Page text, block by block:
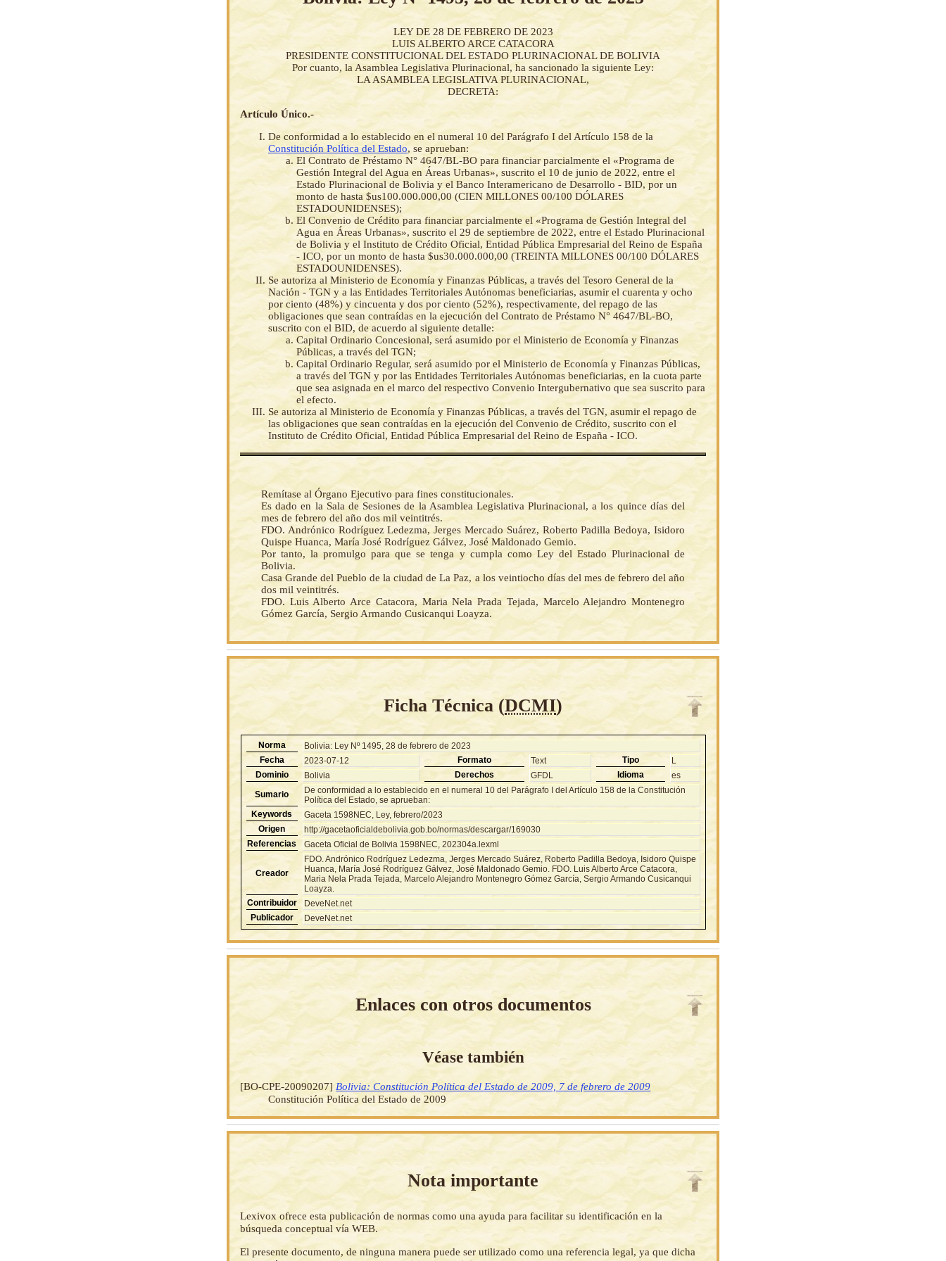
LEY DE 28 DE FEBRERO DE 2023
LUIS ALBERTO ARCE CATACORA
PRESIDENTE CONSTITUCIONAL DEL ESTADO PLURINACIONAL DE BOLIVIA
Por cuanto, la Asamblea Legislativa Plurinacional, ha sancionado la siguiente Ley:
LA ASAMBLEA LEGISLATIVA PLURINACIONAL,
DECRETA:
Artículo Único.-
De conformidad a lo establecido en el numeral 10 del Parágrafo I del Artículo 158 de la
Constitución Política del Estado, se aprueban:
El Contrato de Préstamo N° 4647/BL-BO para financiar parcialmente el «Programa de
Gestión Integral del Agua en Áreas Urbanas», suscrito el 10 de junio de 2022, entre el
Estado Plurinacional de Bolivia y el Banco Interamericano de Desarrollo - BID, por un
monto de hasta $us100.000.000,00 (CIEN MILLONES 00/100 DÓLARES
ESTADOUNIDENSES);
El Convenio de Crédito para financiar parcialmente el «Programa de Gestión Integral del
Agua en Áreas Urbanas», suscrito el 29 de septiembre de 2022, entre el Estado Plurinacional
de Bolivia y el Instituto de Crédito Oficial, Entidad Pública Empresarial del Reino de España
- ICO, por un monto de hasta $us30.000.000,00 (TREINTA MILLONES 00/100 DÓLARES
ESTADOUNIDENSES).
Se autoriza al Ministerio de Economía y Finanzas Públicas, a través del Tesoro General de la
Nación - TGN y a las Entidades Territoriales Autónomas beneficiarias, asumir el cuarenta y ocho
por ciento (48%) y cincuenta y dos por ciento (52%), respectivamente, del repago de las
obligaciones que sean contraídas en la ejecución del Contrato de Préstamo N° 4647/BL-BO,
suscrito con el BID, de acuerdo al siguiente detalle:
Capital Ordinario Concesional, será asumido por el Ministerio de Economía y Finanzas
Públicas, a través del TGN;
Capital Ordinario Regular, será asumido por el Ministerio de Economía y Finanzas Públicas,
a través del TGN y por las Entidades Territoriales Autónomas beneficiarias, en la cuota parte
que sea asignada en el marco del respectivo Convenio Intergubernativo que sea suscrito para
el efecto.
Se autoriza al Ministerio de Economía y Finanzas Públicas, a través del TGN, asumir el repago de
las obligaciones que sean contraídas en la ejecución del Convenio de Crédito, suscrito con el
Instituto de Crédito Oficial, Entidad Pública Empresarial del Reino de España - ICO.
Remítase al Órgano Ejecutivo para fines constitucionales.
Es dado en la Sala de Sesiones de la Asamblea Legislativa Plurinacional, a los quince días del
mes de febrero del año dos mil veintitrés.
FDO. Andrónico Rodríguez Ledezma, Jerges Mercado Suárez, Roberto Padilla Bedoya, Isidoro
Quispe Huanca, María José Rodríguez Gálvez, José Maldonado Gemio.
Por tanto, la promulgo para que se tenga y cumpla como Ley del Estado Plurinacional de
Bolivia.
Casa Grande del Pueblo de la ciudad de La Paz, a los veintiocho días del mes de febrero del año
dos mil veintitrés.
FDO. Luis Alberto Arce Catacora, Maria Nela Prada Tejada, Marcelo Alejandro Montenegro
Gómez García, Sergio Armando Cusicanqui Loayza.
Ficha Técnica (DCMI)
Norma
Bolivia: Ley Nº 1495, 28 de febrero de 2023
Fecha
2023-07-12 Formato Text Tipo
L
Dominio
Bolivia Derechos GFDL Idioma
es
Sumario
De conformidad a lo establecido en el numeral 10 del Parágrafo I del Artículo 158 de la Constitución
Política del Estado, se aprueban:
Keywords
Gaceta 1598NEC, Ley, febrero/2023
Origen
http://gacetaoficialdebolivia.gob.bo/normas/descargar/169030
Referencias
Gaceta Oficial de Bolivia 1598NEC, 202304a.lexml
Creador
FDO. Andrónico Rodríguez Ledezma, Jerges Mercado Suárez, Roberto Padilla Bedoya, Isidoro Quispe
Huanca, María José Rodríguez Gálvez, José Maldonado Gemio. FDO. Luis Alberto Arce Catacora,
Maria Nela Prada Tejada, Marcelo Alejandro Montenegro Gómez García, Sergio Armando Cusicanqui
Loayza.
Contribuidor
DeveNet.net
Publicador
DeveNet.net
Enlaces con otros documentos
Véase también
[BO-CPE-20090207] Bolivia: Constitución Política del Estado de 2009, 7 de febrero de 2009
Constitución Política del Estado de 2009
Nota importante
Lexivox ofrece esta publicación de normas como una ayuda para facilitar su identificación en la
búsqueda conceptual vía WEB.
El presente documento, de ninguna manera puede ser utilizado como una referencia legal, ya que dicha